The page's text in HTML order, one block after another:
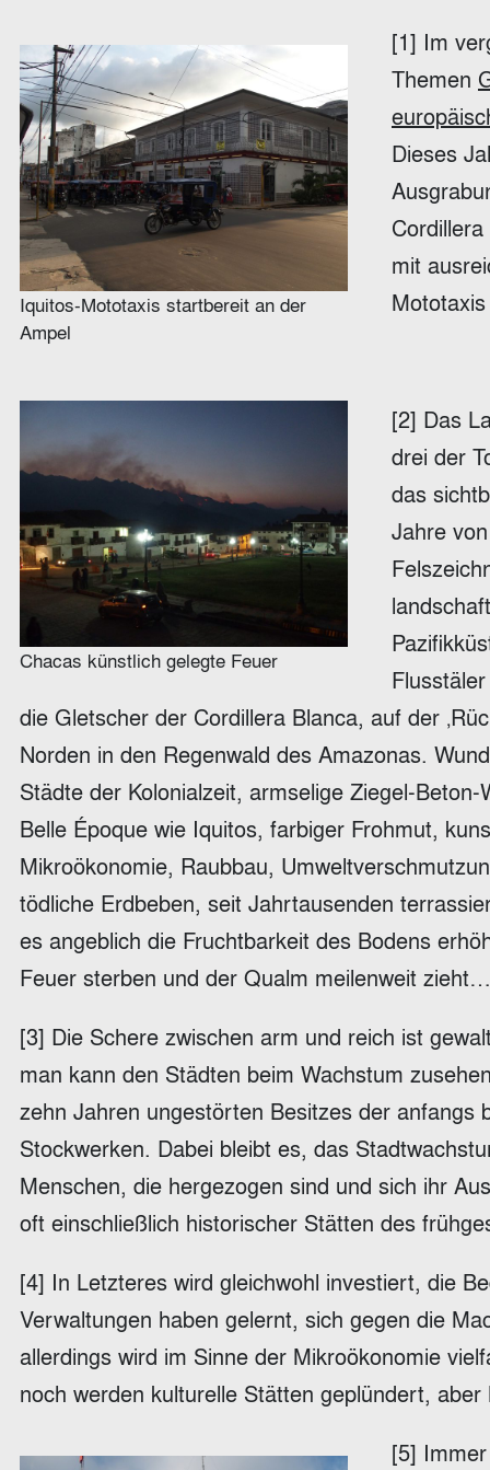
Iquitos-Mototaxis startbereit an der
Ampel
[1] Im
Themen
Dieses
mit
Chacas künstlich gelegte Feuer
[2] Das
drei der
das
Jahre
die Gletscher der Cordillera Blanca, auf der
Norden in den Regenwald des Amazonas.
Städte der Kolonialzeit, armselige Ziegel-
Belle Époque wie Iquitos, farbiger Frohmut,
Mikroökonomie, Raubbau,
tödliche Erdbeben, seit Jahrtausenden
es angeblich die Fruchtbarkeit des Bodens
Feuer sterben und der Qualm meilenweit zieht…
[3] Die Schere zwischen arm und reich ist
man kann den Städten beim Wachstum
zehn Jahren ungestörten Besitzes der anfangs
Stockwerken. Dabei bleibt es, das
Menschen, die hergezogen sind und sich ihr
oft einschließlich historischer Stätten des
[4] In Letzteres wird gleichwohl investiert, die
Verwaltungen haben gelernt, sich gegen die
allerdings wird im Sinne der Mikroökonomie
noch werden kulturelle Stätten geplündert,
[5]